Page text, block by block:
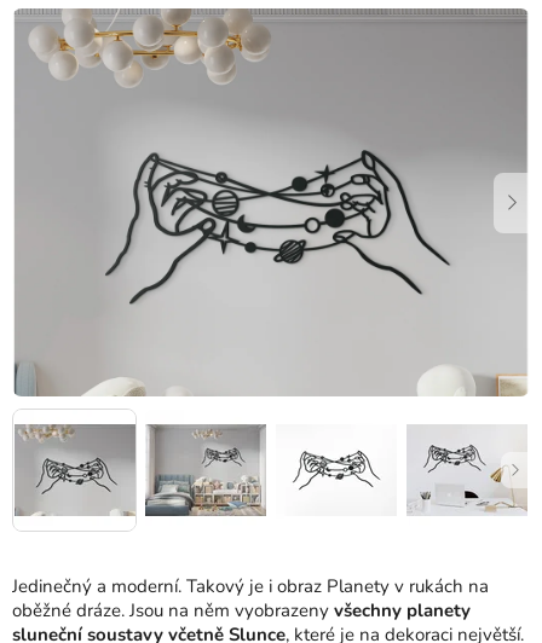
Jedinečný a moderní. Takový je i obraz Planety v rukách na
oběžné dráze. Jsou na něm vyobrazeny všechny planety
sluneční soustavy včetně Slunce, které je na dekoraci největší.
produktu